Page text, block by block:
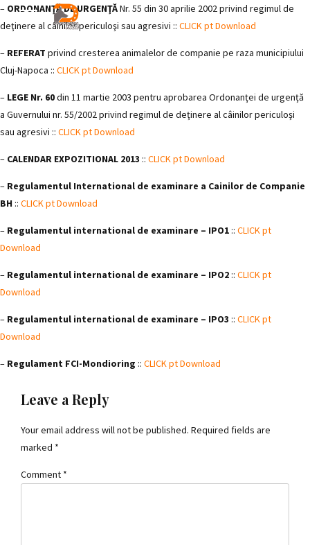
– ORDONANŢĂ DE URGENŢĂNr. 55 din 30 aprilie 2002 privind regimul de
deţinere al câinilor periculoşi sau agresivi :: CLICK pt Download
– REFERAT privind cresterea animalelor de companie pe raza municipiului
Cluj-Napoca :: CLICK pt Download
– LEGE Nr. 60din 11 martie 2003 pentru aprobarea Ordonanţei de urgenţă
a Guvernului nr. 55/2002 privind regimul de deţinere al câinilor periculoşi
sau agresivi :: CLICK pt Download
– CALENDAR EXPOZITIONAL 2013 :: CLICK pt Download
– Regulamentul International de examinare a Cainilor de Companie
BH :: CLICK pt Download
– Regulamentul international de examinare – IPO1 :: CLICK pt
Download
– Regulamentul international de examinare – IPO2 :: CLICK pt
Download
– Regulamentul international de examinare – IPO3 :: CLICK pt
Download
– Regulament FCI-Mondioring :: CLICK pt Download
Leave a Reply
Your email address will not be published. Required fields are
marked *
Comment *